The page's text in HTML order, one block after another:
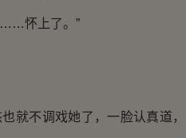
怀上了。”
不调戏她了，一脸认真道，